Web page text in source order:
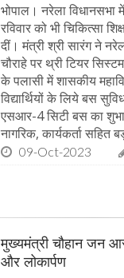
भोपाल। नरेला विधानसभा
रविवार को भी चिकित्सा
दीं। मंत्री श्री सारंग ने
चौराहे पर थ्री टियर
के पलासी में शासकीय
विद्यार्थियों के लिये बस
एसआर-4 सिटी बस का
नागरिक, कार्यकर्ता सहित
09-Oct-2023
मुख्यमंत्री चौहान जन
और लोकार्पण